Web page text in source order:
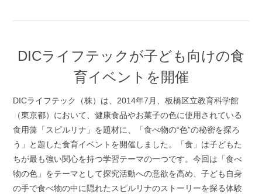
DICライフテックが子ども向けの食
育イベントを開催
DICライフテック（株）は、2014年7月、板橋区立教育科学館
（東京都）において、健康食品やお菓子の色に使用されている
食用藻「スピルリナ」を題材に、「食べ物の“色”の秘密を探ろ
う」と題した食育イベントを開催しました。「食」は子どもた
ちが最も強い関心を持つ学習テーマの一つです。今回は「食べ
物の色」をテーマとして探究活動への意欲を高め、子ども自身
の手で食べ物の中に隠れたスピルリナのストーリーを探る体験